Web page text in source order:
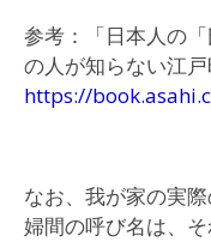
参考：「日本人の
の人が知らない江
https://
なお、我が家の実
婦間の呼び名は、